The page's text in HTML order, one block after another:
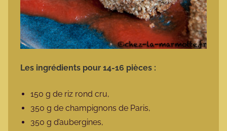
Les ingrédients pour 14-16 pièces :
150 g de riz rond cru,
350 g de champignons de Paris,
350 g d’aubergines,